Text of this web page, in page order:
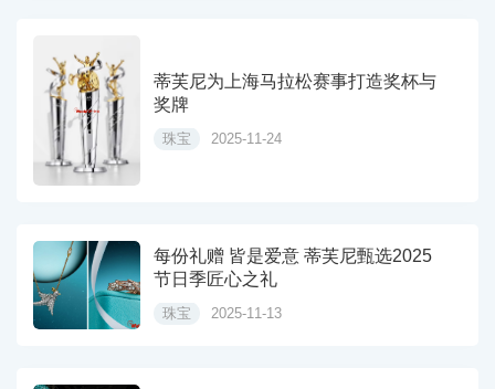
蒂芙尼为上海马拉松赛事打造奖杯与
奖牌
珠宝 2025-11-24
每份礼赠 皆是爱意 蒂芙尼甄选2025
节日季匠心之礼
珠宝 2025-11-13